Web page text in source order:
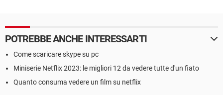
POTREBBE ANCHE INTERESSARTI
Come scaricare skype su pc
Miniserie Netflix 2023: le migliori 12 da vedere tutte d'un fiato
Quanto consuma vedere un film su netflix